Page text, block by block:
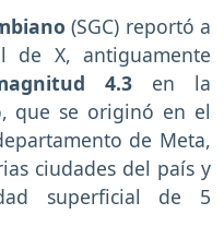
(SGC) reportó a
de X, antiguamente
4.3 en la
que se originó en el
de Meta,
ciudades del país y
superficial de 5